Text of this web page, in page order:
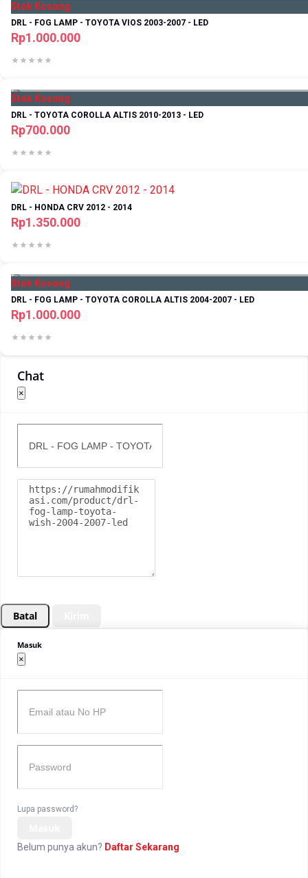
Stok Kosong
DRL - FOG LAMP - TOYOTA VIOS 2003-2007 - LED
Rp1.000.000
Stok Kosong
DRL - TOYOTA COROLLA ALTIS 2010-2013 - LED
Rp700.000
DRL - HONDA CRV 2012 - 2014
Rp1.350.000
Stok Kosong
DRL - FOG LAMP - TOYOTA COROLLA ALTIS 2004-2007 - LED
Rp1.000.000
Chat
×
Batal
Masuk
×
Lupa password?
Belum punya akun? Daftar Sekarang